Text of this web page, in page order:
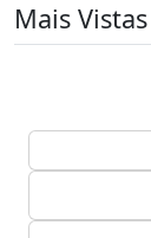
Mais Vistas